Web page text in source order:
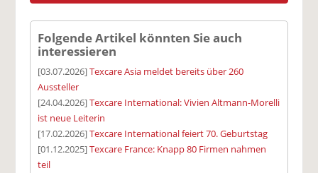
Folgende Artikel könnten Sie auch
interessieren
[03.07.2026]Texcare Asia meldet bereits über 260
Aussteller
[24.04.2026]Texcare International: Vivien Altmann-Morelli
ist neue Leiterin
[17.02.2026]Texcare International feiert 70. Geburtstag
[01.12.2025]Texcare France: Knapp 80 Firmen nahmen
teil